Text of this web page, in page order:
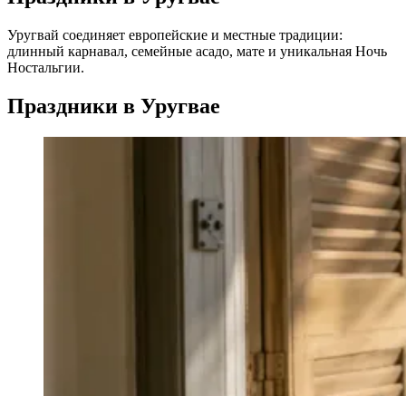
Уругвай соединяет европейские и местные традиции:
длинный карнавал, семейные асадо, мате и уникальная Ночь
Ностальгии.
Праздники в Уругвае